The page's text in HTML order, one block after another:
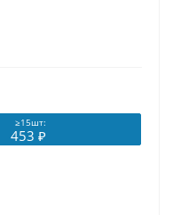
≥15шт:
453 ₽